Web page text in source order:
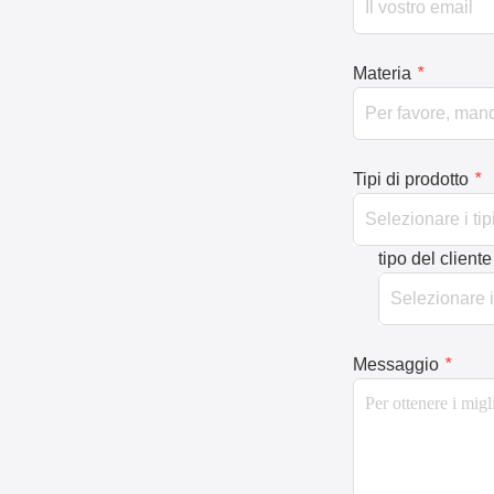
Materia *
Tipi di prodotto *
tipo del cliente
Messaggio *